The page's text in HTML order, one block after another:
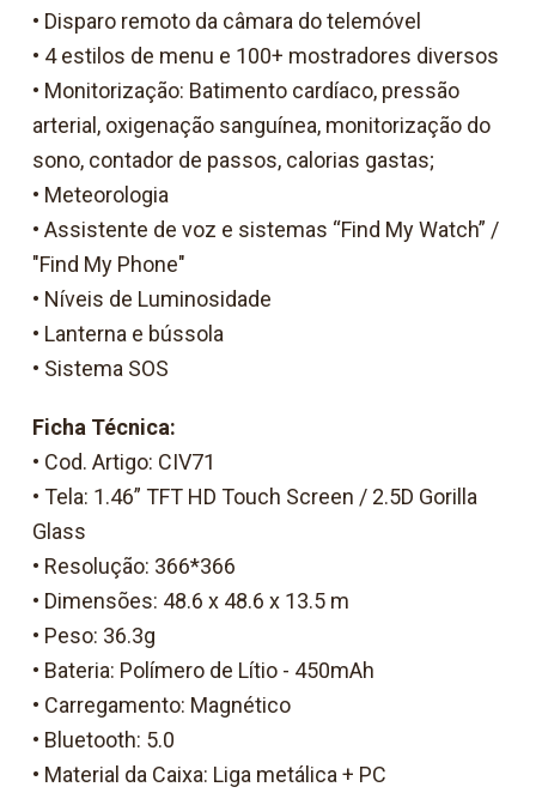
• Disparo remoto da câmara do telemóvel
• 4 estilos de menu e 100+ mostradores diversos
• Monitorização: Batimento cardíaco, pressão
arterial, oxigenação sanguínea, monitorização do
sono, contador de passos, calorias gastas;
• Meteorologia
• Assistente de voz e sistemas “Find My Watch” /
"Find My Phone"
• Níveis de Luminosidade
• Lanterna e bússola
• Sistema SOS
Ficha Técnica:
• Cod. Artigo: CIV71
• Tela: 1.46” TFT HD Touch Screen / 2.5D Gorilla
Glass
• Resolução: 366*366
• Dimensões: 48.6 x 48.6 x 13.5 m
• Peso: 36.3g
• Bateria: Polímero de Lítio - 450mAh
• Carregamento: Magnético
• Bluetooth: 5.0
• Material da Caixa: Liga metálica + PC